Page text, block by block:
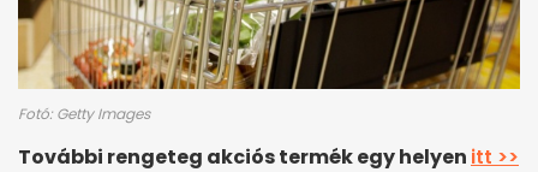
Fotó: Getty Images
További rengeteg akciós termék egy helyen itt >>